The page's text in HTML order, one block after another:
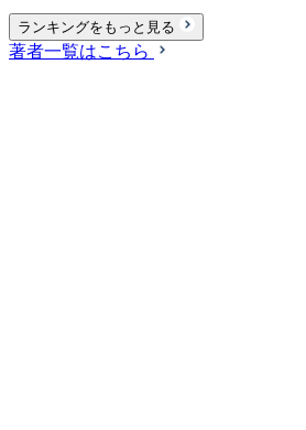
ランキングをもっと見る
著者一覧はこちら